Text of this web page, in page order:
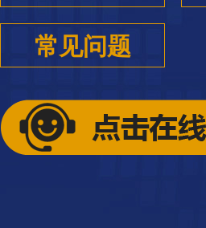
常见问题